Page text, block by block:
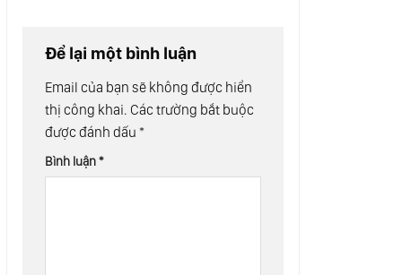
Để lại một bình luận
Email của bạn sẽ không được hiển
thị công khai. Các trường bắt buộc
được đánh dấu *
Bình luận*